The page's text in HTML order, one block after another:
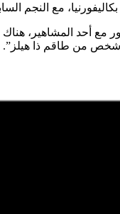
بكاليفورنيا، مع
أحد المشاهير،
شخص من طاقم ذا هيلز”.